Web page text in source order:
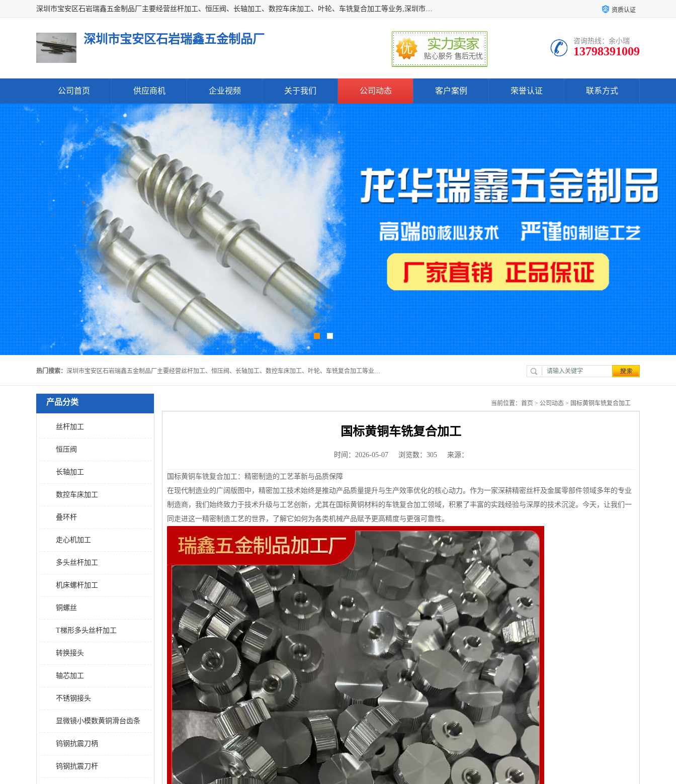
深圳市宝安区石岩瑞鑫五金制品厂主要经营丝杆加工、恒压阀、长轴加工、数控车床加工、叶轮、车铣复合加工等业务,深圳市宝安区石岩瑞鑫五金制品厂产品广泛应用于按摩椅、各类阀门、电机等石化类、机械类产品. 资质认证
深圳市宝安区石岩瑞鑫五金制品厂 咨询热线：余小瑞
13798391009
公司首页 供应商机 企业视频 关于我们 公司动态 客户案例 荣誉认证 联系方式
热门搜索： 深圳市宝安区石岩瑞鑫五金制品厂主要经营丝杆加工、恒压阀、长轴加工、数控车床加工、叶轮、车铣复合加工等业务,深圳市宝安区石岩瑞鑫五金制品厂产品广泛应用于按摩椅、各类阀门、电机等石化类、机械类产品.
产品分类
丝杆加工
恒压阀
长轴加工
数控车床加工
叠环杆
走心机加工
多头丝杆加工
机床螺杆加工
铜螺丝
T梯形多头丝杆加工
转换接头
轴芯加工
不锈钢接头
显微镜小模数黄铜滑台齿条
钨钢抗震刀柄
钨钢抗震刀杆
当前位置： 首页 > 公司动态 > 国标黄铜车铣复合加工
国标黄铜车铣复合加工
时间：2026-05-07 浏览数：305 来源：
国标黄铜车铣复合加工：精密制造的工艺革新与品质保障
在现代制造业的广阔版图中，精密加工技术始终是推动产品质量提升与生产效率优化的核心动力。作为一家深耕精密丝杆及金属零部件领域多年的专业
制造商，我们始终致力于技术升级与工艺创新，尤其在国标黄铜材料的车铣复合加工领域，积累了丰富的实践经验与深厚的技术沉淀。今天，让我们一
同走进这一精密制造工艺的世界，了解它如何为各类机械产品赋予更高精度与更强可靠性。